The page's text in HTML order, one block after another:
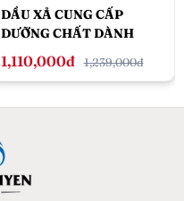
DẦU XẢ CUNG CẤP
DƯỠNG CHẤT DÀNH
KÉRASTASE NUTRITIVE
1,110,000đ 1,239,000đ